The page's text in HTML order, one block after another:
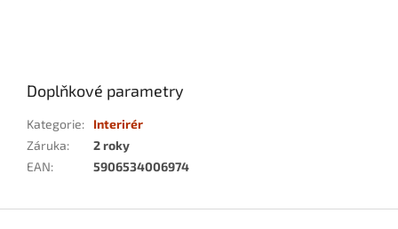
Doplňkové parametry
Kategorie:
Interirér
Záruka:
2 roky
EAN: 5906534006974